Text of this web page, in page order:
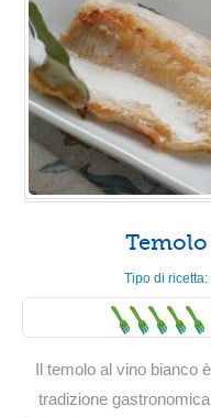
Tipo di ricetta:
Il temolo al vino bianco
tradizione